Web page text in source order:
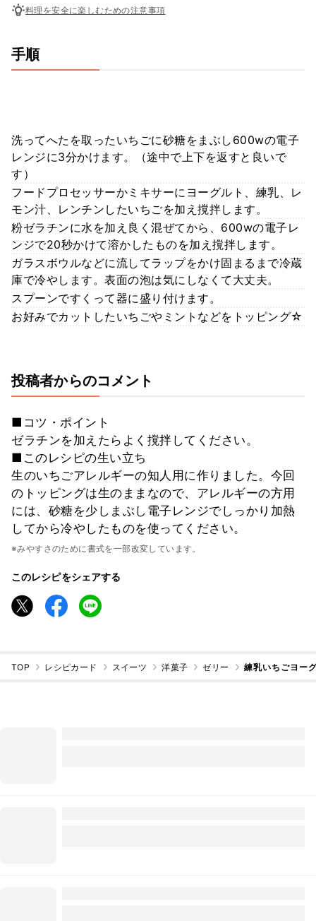
料理を安全に楽しむための注意事項
手順
洗ってへたを取ったいちごに砂糖をまぶし600wの電子
レンジに3分かけます。（途中で上下を返すと良いで
す）
フードプロセッサーかミキサーにヨーグルト、練乳、レ
モン汁、レンチンしたいちごを加え撹拌します。
粉ゼラチンに水を加え良く混ぜてから、600wの電子レ
ンジで20秒かけて溶かしたものを加え撹拌します。
ガラスボウルなどに流してラップをかけ固まるまで冷蔵
庫で冷やします。表面の泡は気にしなくて大丈夫。
スプーンですくって器に盛り付けます。
お好みでカットしたいちごやミントなどをトッピング☆
投稿者からのコメント
■コツ・ポイント
ゼラチンを加えたらよく撹拌してください。
■このレシピの生い立ち
生のいちごアレルギーの知人用に作りました。今回
のトッピングは生のままなので、アレルギーの方用
には、砂糖を少しまぶし電子レンジでしっかり加熱
してから冷やしたものを使ってください。
※みやすさのために書式を一部改変しています。
このレシピをシェアする
TOP レシピカード スイーツ 洋菓子 ゼリー 練乳いちごヨー